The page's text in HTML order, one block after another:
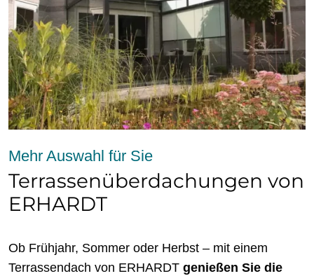
Mehr Auswahl für Sie
Terrassenüberdachungen von
ERHARDT
Ob Frühjahr, Sommer oder Herbst – mit einem
Terrassendach von ERHARDT genießen Sie die